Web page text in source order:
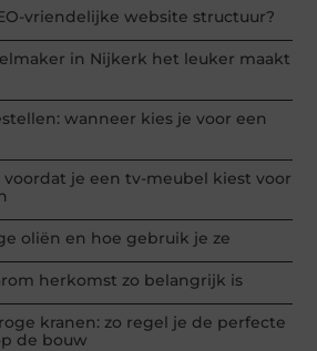
vriendelijke website structuur?
in Nijkerk het leuker maakt
wanneer kies je voor een
je een tv-meubel kiest voor
oliën en hoe gebruik je ze
herkomst zo belangrijk is
kranen: zo regel je de perfecte
de bouw